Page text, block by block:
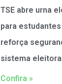
TSE abre urna
para estudantes
reforça
sistema eleitoral
Confira »